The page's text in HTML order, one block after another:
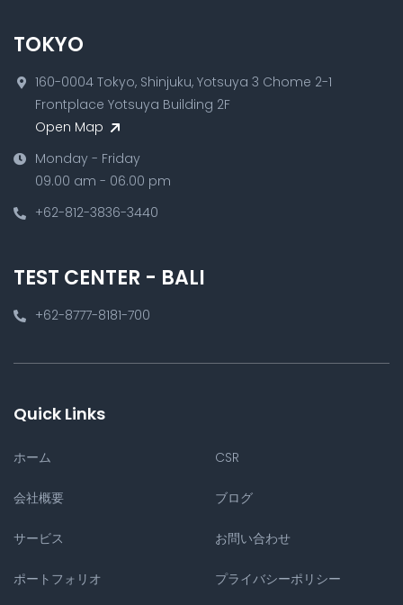
TOKYO
160-0004 Tokyo, Shinjuku, Yotsuya 3 Chome 2-1
Frontplace Yotsuya Building 2F
Open Map
Monday - Friday
09.00 am - 06.00 pm
+62-812-3836-3440
TEST CENTER - BALI
+62-8777-8181-700
Quick Links
ホーム
会社概要
サービス
ポートフォリオ
CSR
ブログ
お問い合わせ
プライバシーポリシー